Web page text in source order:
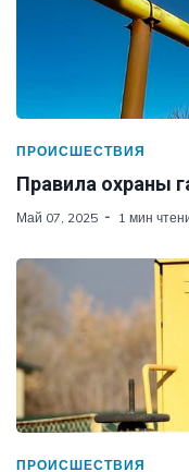
ПРОИСШЕСТВИЯ
Правила охраны
Май 07, 2025 1 мин
ПРОИСШЕСТВИЯ